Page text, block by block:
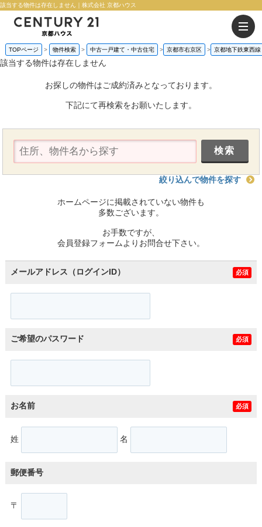
該当する物件は存在しません｜株式会社 京都ハウス
TOPページ 物件検索 中古一戸建て・中古住宅 京都市右京区 京都地下鉄東西線
該当する物件は存在しません
お探しの物件はご成約済みとなっております。
下記にて再検索をお願いたします。
絞り込んで物件を探す
ホームページに掲載されていない物件も
多数ございます。
お手数ですが、
会員登録フォームよりお問合せ下さい。
メールアドレス（ログインID） 必須
ご希望のパスワード 必須
お名前 必須
姓 名
郵便番号
〒